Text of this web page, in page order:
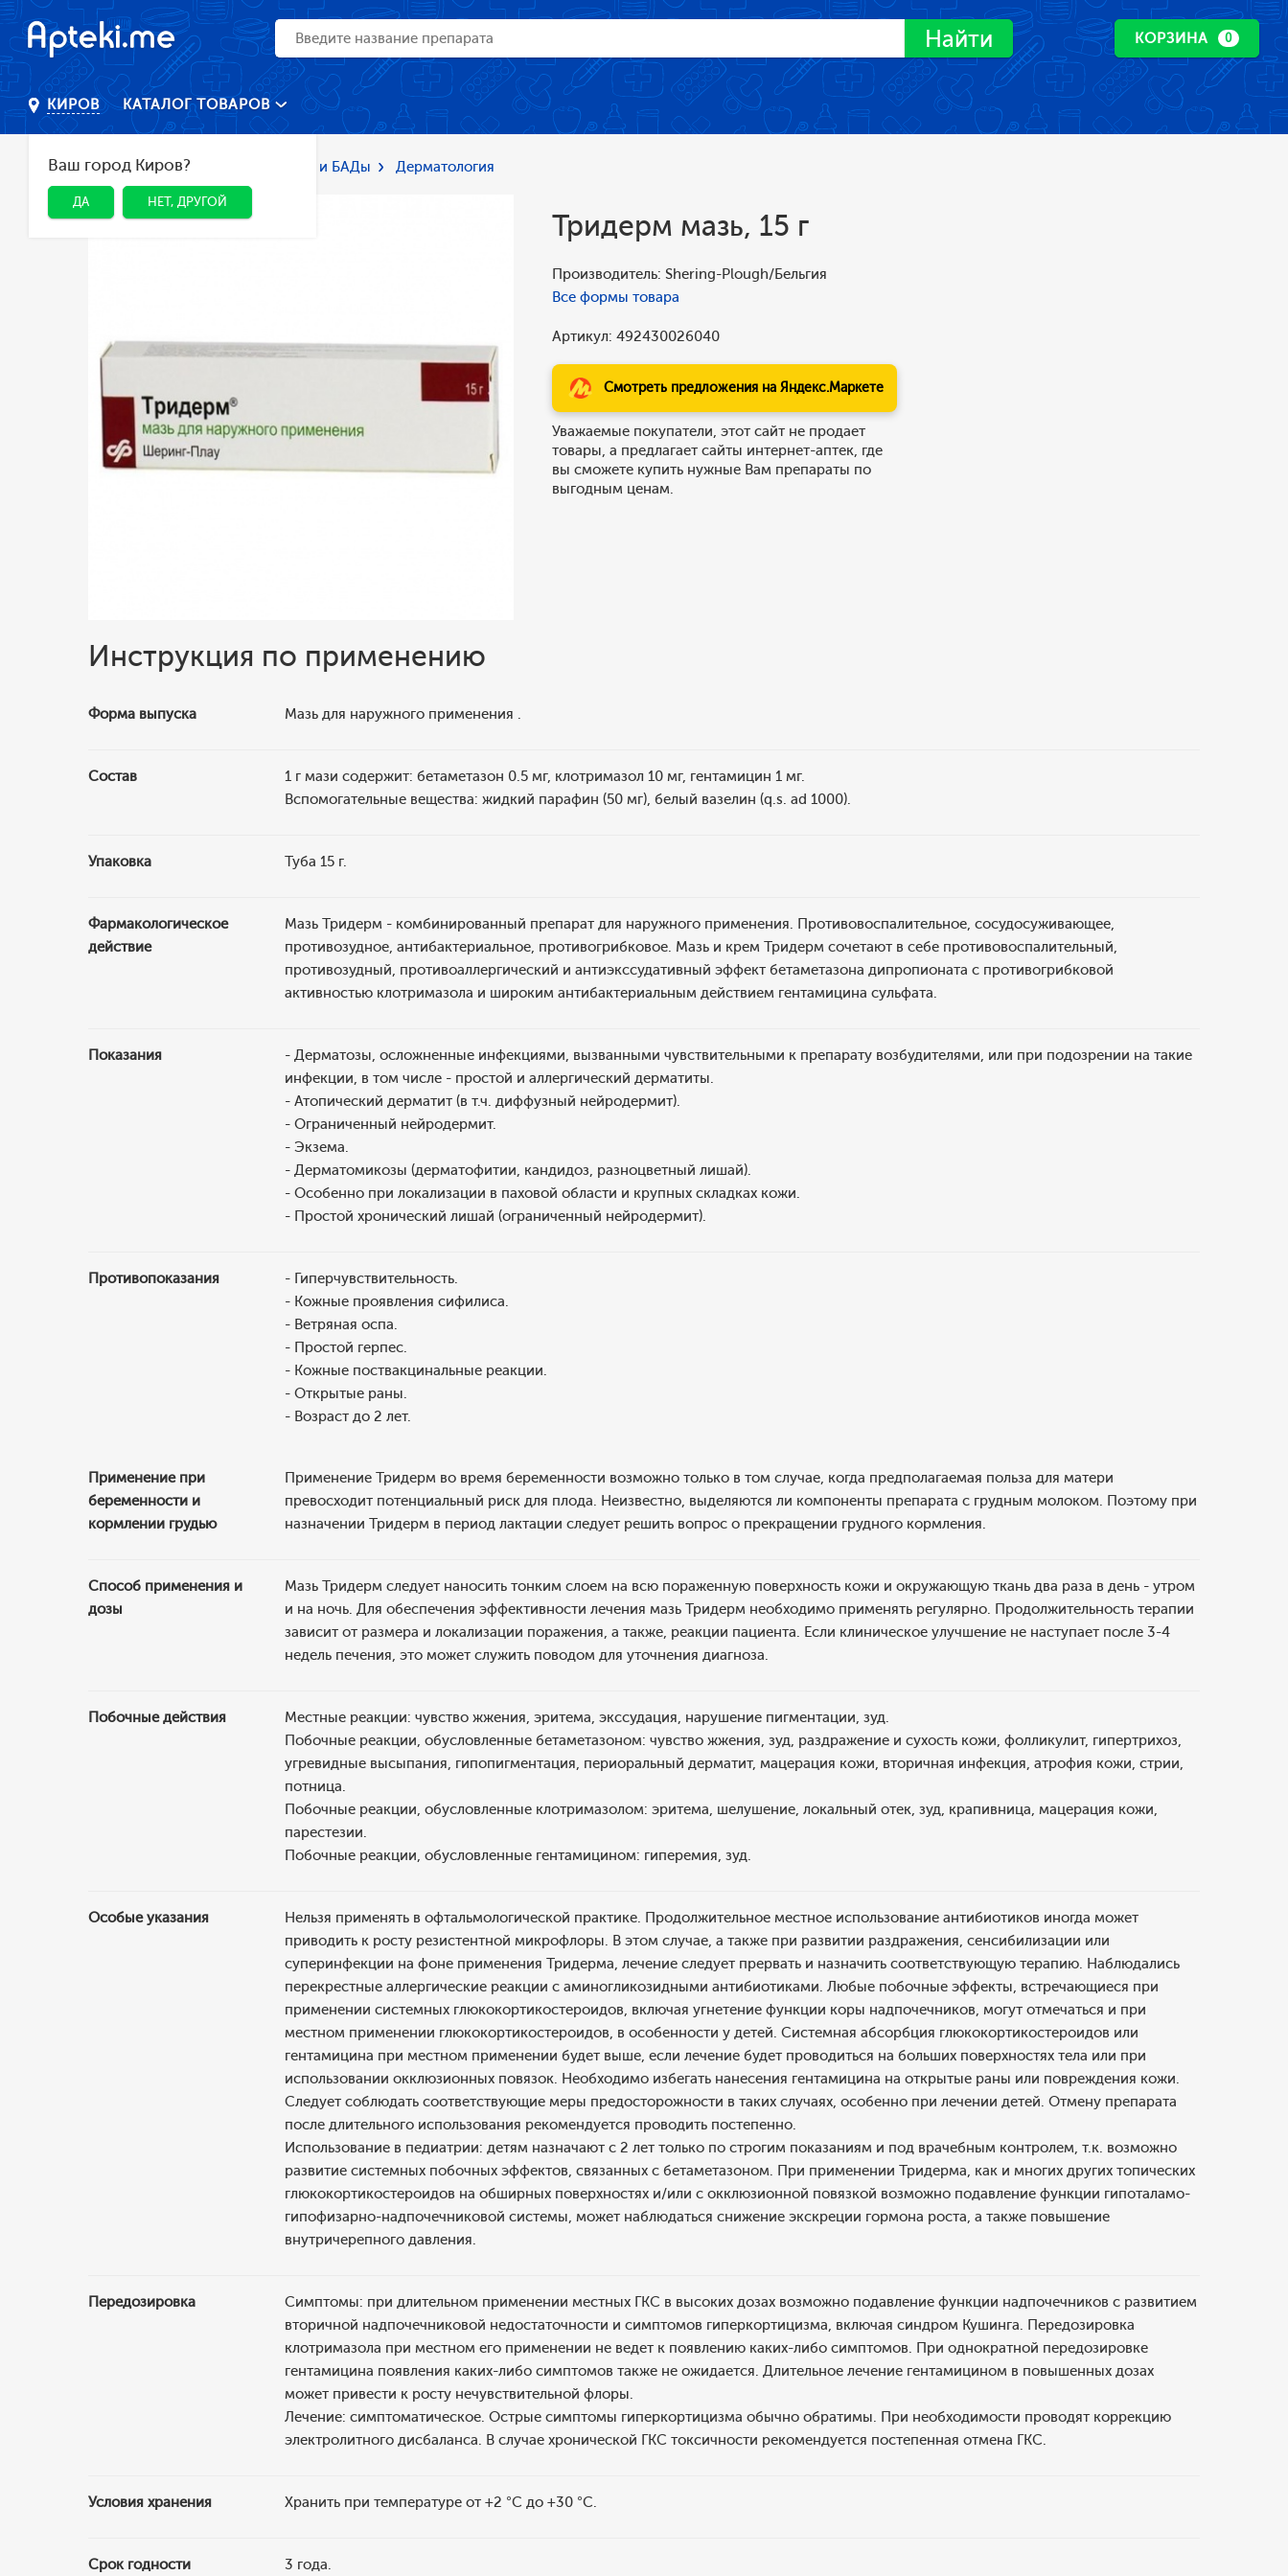
Найти КОРЗИНА 0
КИРОВ
Ваш город Киров?
ДА НЕТ, ДРУГОЙ
КАТАЛОГ ТОВАРОВ
Главная Каталог Лекарства и БАДы Дерматология
Тридерм мазь, 15 г
Производитель: Shering-Plough/Бельгия
Все формы товара
Артикул: 492430026040
Смотреть предложения на Яндекс.Маркете
Уважаемые покупатели, этот сайт не продает
товары, а предлагает сайты интернет-аптек, где
вы сможете купить нужные Вам препараты по
выгодным ценам.
Инструкция по применению
Форма выпуска Мазь для наружного применения .
Состав
1 г мази содержит: бетаметазон 0.5 мг, клотримазол 10 мг, гентамицин 1 мг.
Вспомогательные вещества: жидкий парафин (50 мг), белый вазелин (q.s. ad 1000).
Упаковка Туба 15 г.
Фармакологическое
действие
Мазь Тридерм - комбинированный препарат для наружного применения. Противовоспалительное, сосудосуживающее,
противозудное, антибактериальное, противогрибковое. Мазь и крем Тридерм сочетают в себе противовоспалительный,
противозудный, противоаллергический и антиэкссудативный эффект бетаметазона дипропионата с противогрибковой
активностью клотримазола и широким антибактериальным действием гентамицина сульфата.
Показания
- Дерматозы, осложненные инфекциями, вызванными чувствительными к препарату возбудителями, или при подозрении на такие
инфекции, в том числе - простой и аллергический дерматиты.
- Атопический дерматит (в т.ч. диффузный нейродермит).
- Ограниченный нейродермит.
- Экзема.
- Дерматомикозы (дерматофитии, кандидоз, разноцветный лишай).
- Особенно при локализации в паховой области и крупных складках кожи.
- Простой хронический лишай (ограниченный нейродермит).
Противопоказания
- Гиперчувствительность.
- Кожные проявления сифилиса.
- Ветряная оспа.
- Простой герпес.
- Кожные поствакцинальные реакции.
- Открытые раны.
- Возраст до 2 лет.
Применение при
беременности и
кормлении грудью
Применение Тридерм во время беременности возможно только в том случае, когда предполагаемая польза для матери
превосходит потенциальный риск для плода. Неизвестно, выделяются ли компоненты препарата с грудным молоком. Поэтому при
назначении Тридерм в период лактации следует решить вопрос о прекращении грудного кормления.
Способ применения и
дозы
Мазь Тридерм следует наносить тонким слоем на всю пораженную поверхность кожи и окружающую ткань два раза в день - утром
и на ночь. Для обеспечения эффективности лечения мазь Тридерм необходимо применять регулярно. Продолжительность терапии
зависит от размера и локализации поражения, а также, реакции пациента. Если клиническое улучшение не наступает после 3-4
недель печения, это может служить поводом для уточнения диагноза.
Побочные действия
Местные реакции: чувство жжения, эритема, экссудация, нарушение пигментации, зуд.
Побочные реакции, обусловленные бетаметазоном: чувство жжения, зуд, раздражение и сухость кожи, фолликулит, гипертрихоз,
угревидные высыпания, гипопигментация, периоральный дерматит, мацерация кожи, вторичная инфекция, атрофия кожи, стрии,
потница.
Побочные реакции, обусловленные клотримазолом: эритема, шелушение, локальный отек, зуд, крапивница, мацерация кожи,
парестезии.
Побочные реакции, обусловленные гентамицином: гиперемия, зуд.
Особые указания
Нельзя применять в офтальмологической практике. Продолжительное местное использование антибиотиков иногда может
приводить к росту резистентной микрофлоры. В этом случае, а также при развитии раздражения, сенсибилизации или
суперинфекции на фоне применения Тридерма, лечение следует прервать и назначить соответствующую терапию. Наблюдались
перекрестные аллергические реакции с аминогликозидными антибиотиками. Любые побочные эффекты, встречающиеся при
применении системных глюкокортикостероидов, включая угнетение функции коры надпочечников, могут отмечаться и при
местном применении глюкокортикостероидов, в особенности у детей. Системная абсорбция глюкокортикостероидов или
гентамицина при местном применении будет выше, если лечение будет проводиться на больших поверхностях тела или при
использовании окклюзионных повязок. Необходимо избегать нанесения гентамицина на открытые раны или повреждения кожи.
Следует соблюдать соответствующие меры предосторожности в таких случаях, особенно при лечении детей. Отмену препарата
после длительного использования рекомендуется проводить постепенно.
Использование в педиатрии: детям назначают с 2 лет только по строгим показаниям и под врачебным контролем, т.к. возможно
развитие системных побочных эффектов, связанных с бетаметазоном. При применении Тридерма, как и многих других топических
глюкокортикостероидов на обширных поверхностях и/или с окклюзионной повязкой возможно подавление функции гипоталамо-
гипофизарно-надпочечниковой системы, может наблюдаться снижение экскреции гормона роста, а также повышение
внутричерепного давления.
Передозировка
Симптомы: при длительном применении местных ГКС в высоких дозах возможно подавление функции надпочечников с развитием
вторичной надпочечниковой недостаточности и симптомов гиперкортицизма, включая синдром Кушинга. Передозировка
клотримазола при местном его применении не ведет к появлению каких-либо симптомов. При однократной передозировке
гентамицина появления каких-либо симптомов также не ожидается. Длительное лечение гентамицином в повышенных дозах
может привести к росту нечувствительной флоры.
Лечение: симптоматическое. Острые симптомы гиперкортицизма обычно обратимы. При необходимости проводят коррекцию
электролитного дисбаланса. В случае хронической ГКС токсичности рекомендуется постепенная отмена ГКС.
Условия хранения Хранить при температуре от +2 °С до +30 °С.
Срок годности 3 года.